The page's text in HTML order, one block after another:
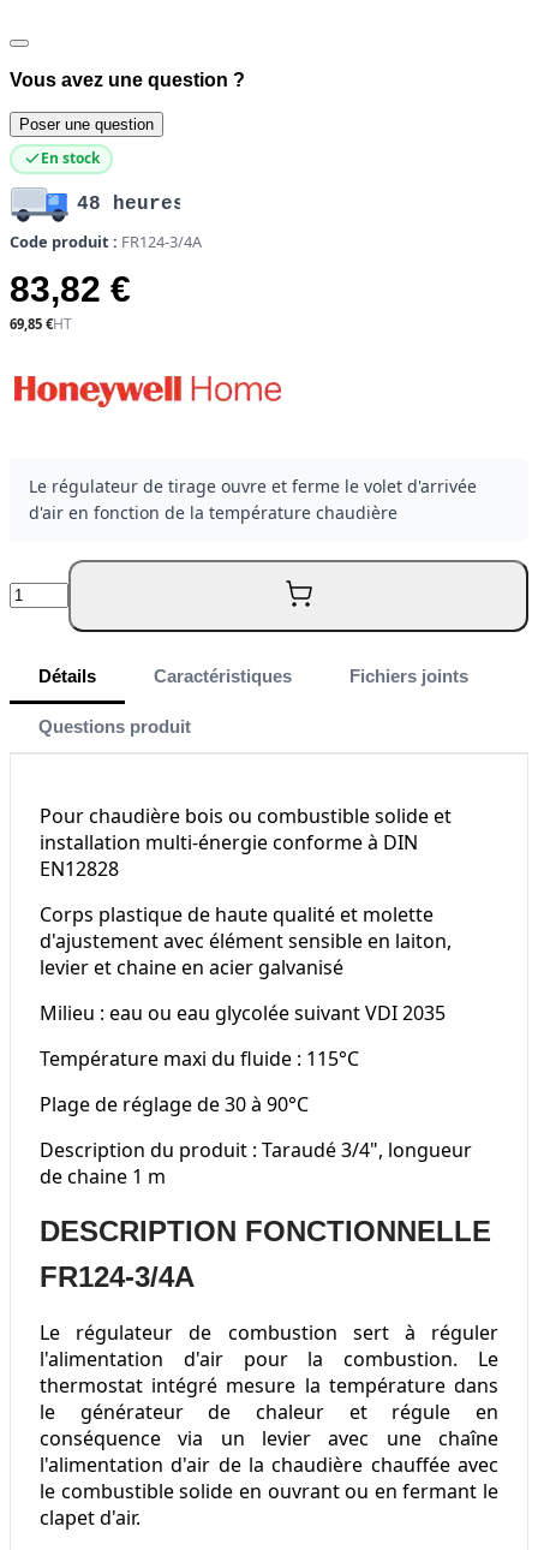
Vous avez une question ?
Poser une question
En stock
48 heures
Code produit : FR124-3/4A
83,82 €
69,85 €
Le régulateur de tirage ouvre et ferme le volet d'arrivée
d'air en fonction de la température chaudière
Quantité
Détails Caractéristiques Fichiers joints
Questions produit
Pour chaudière bois ou combustible solide et
installation multi-énergie conforme à DIN
EN12828
Corps plastique de haute qualité et molette
d'ajustement avec élément sensible en laiton,
levier et chaine en acier galvanisé
Milieu : eau ou eau glycolée suivant VDI 2035
Température maxi du fluide : 115°C
Plage de réglage de 30 à 90°C
Description du produit : Taraudé 3/4", longueur
de chaine 1 m
DESCRIPTION FONCTIONNELLE
FR124-3/4A
Le régulateur de combustion sert à réguler
l'alimentation d'air pour la combustion. Le
thermostat intégré mesure la température dans
le générateur de chaleur et régule en
conséquence via un levier avec une chaîne
l'alimentation d'air de la chaudière chauffée avec
le combustible solide en ouvrant ou en fermant le
clapet d'air.